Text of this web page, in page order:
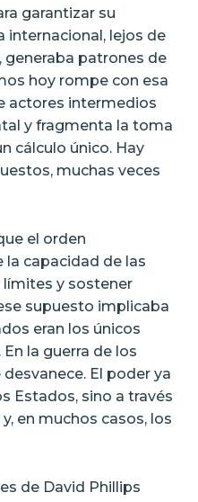
garantizar su
internacional, lejos de
patrones de
hoy rompe con esa
actores intermedios
y fragmenta la toma
cálculo único. Hay
muchas veces
el orden
la capacidad de las
y sostener
supuesto implicaba
eran los únicos
la guerra de los
El poder ya
Estados, sino a través
en muchos casos, los
de David Phillips